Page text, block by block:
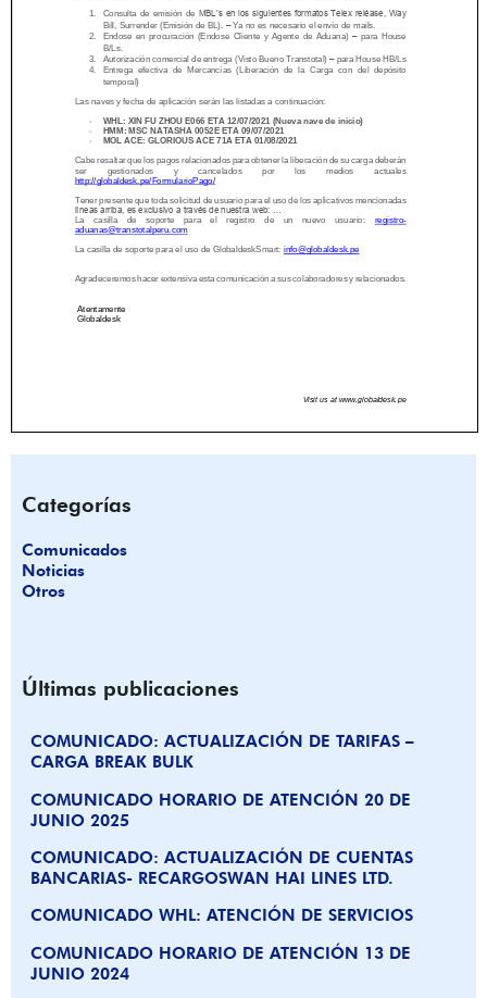
Categorías
Comunicados
Noticias
Otros
Últimas publicaciones
COMUNICADO: ACTUALIZACIÓN DE TARIFAS –
CARGA BREAK BULK
COMUNICADO HORARIO DE ATENCIÓN 20 DE
JUNIO 2025
COMUNICADO: ACTUALIZACIÓN DE CUENTAS
BANCARIAS- RECARGOSWAN HAI LINES LTD.
COMUNICADO WHL: ATENCIÓN DE SERVICIOS
COMUNICADO HORARIO DE ATENCIÓN 13 DE
JUNIO 2024